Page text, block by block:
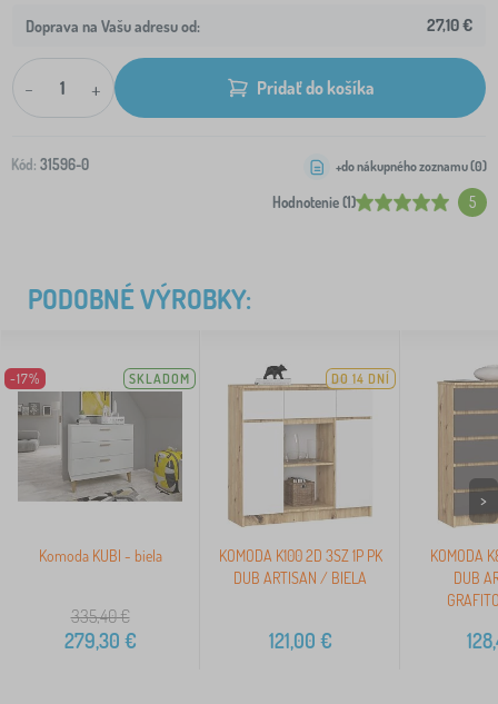
Doprava na Vašu adresu od: 27,10 €
- + Pridať do košíka
Kód: 31596-0
Hodnotenie (1) 5
+do nákupného zoznamu (0)
PODOBNÉ VÝROBKY:
-17% SKLADOM
Komoda KUBI - biela
335,40€
279,30 €
DO 14 DNÍ
KOMODA K100 2D 3SZ 1P PK
DUB ARTISAN / BIELA
121,00 €
KOMODA
DUB
>